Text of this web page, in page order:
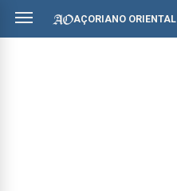
AÇORIANO ORIENTAL